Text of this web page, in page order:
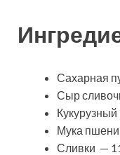
Сахарная
Сыр
Мука
Сливки —